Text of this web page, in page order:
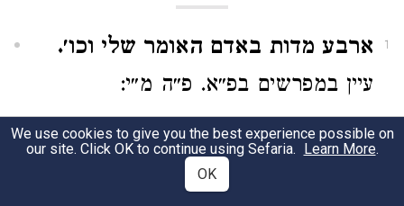
1
ארבע מדות באדם האומר שלי וכו׳.
עיין במפרשים בפ״א. פ״ה מ״י:
2 וי״א זו מדת סדום.לא ידעתי לכוון אם
לא למד מה מדה בינונית או מדת סדום
We use cookies to give you the best experience possible on
our site. Click OK to continue using Sefaria. Learn More.
OK